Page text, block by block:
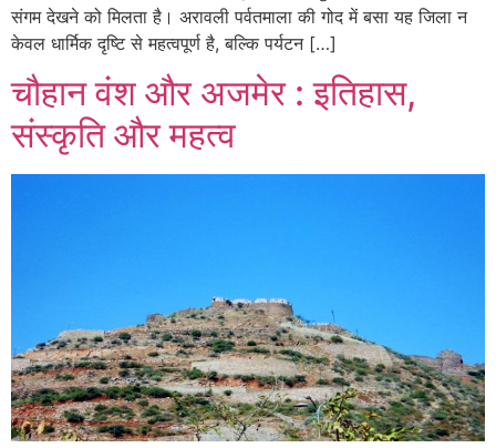
संगम देखने को मिलता है। अरावली पर्वतमाला की गोद में बसा यह जिला न
केवल धार्मिक दृष्टि से महत्वपूर्ण है, बल्कि पर्यटन […]
चौहान वंश और अजमेर : इतिहास,
संस्कृति और महत्व